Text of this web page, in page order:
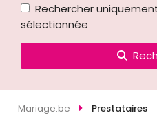
Rechercher
sélectionnée
Mariage.be Prestataires